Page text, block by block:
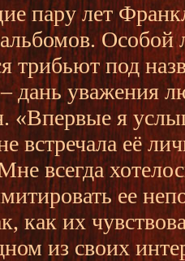
пару лет
трибьют под
дань уважения
«Впервые я
встречала её
всегда
ее
как их
из своих